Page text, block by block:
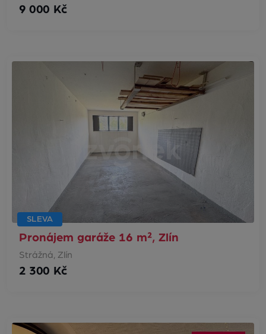
9 000 Kč
SLEVA
Pronájem garáže 16 m², Zlín
Strážná, Zlín
2 300 Kč